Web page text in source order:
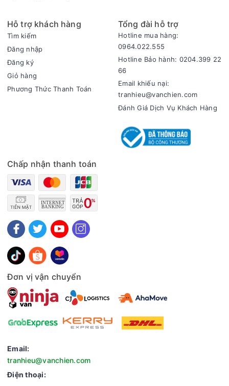
Hỗ trợ khách hàng
Tìm kiếm
Đăng nhập
Đăng ký
Giỏ hàng
Phương Thức Thanh Toán
Tổng đài hỗ trợ
Hotline mua hàng:
0964.022.555
Hotline Bảo hành: 0204.399 22
66
Email khiếu nại:
tranhieu@vanchien.com
Đánh Giá Dịch Vụ Khách Hàng
Chấp nhận thanh toán
Đơn vị vận chuyển
Email:
tranhieu@vanchien.com
Điện thoại: